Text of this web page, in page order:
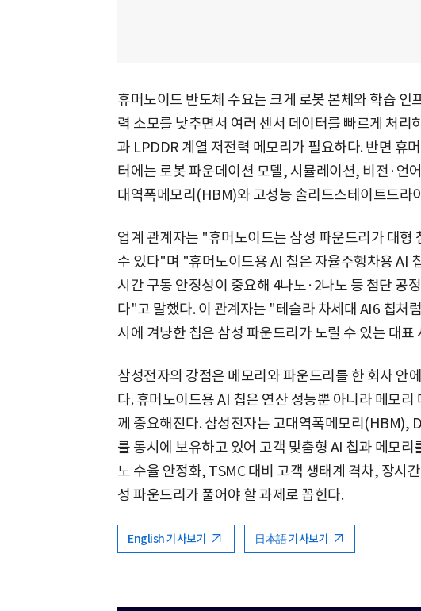
휴머노이드 반도체 수요는 크게 로봇 본체와 학습 인
력 소모를 낮추면서 여러 센서 데이터를 빠르게 처리
과 LPDDR 계열 저전력 메모리가 필요하다. 반면 휴
터에는 로봇 파운데이션 모델, 시뮬레이션, 비전·언
대역폭메모리(HBM)와 고성능 솔리드스테이트드라
업계 관계자는 "휴머노이드는 삼성 파운드리가 대형
수 있다"며 "휴머노이드용 AI 칩은 자율주행차용 AI
시간 구동 안정성이 중요해 4나노·2나노 등 첨단 공
다"고 말했다. 이 관계자는 "테슬라 차세대 AI6 칩처
시에 겨냥한 칩은 삼성 파운드리가 노릴 수 있는 대표
삼성전자의 강점은 메모리와 파운드리를 한 회사 안
다. 휴머노이드용 AI 칩은 연산 성능뿐 아니라 메모
께 중요해진다. 삼성전자는 고대역폭메모리(HBM),
를 동시에 보유하고 있어 고객 맞춤형 AI 칩과 메모리
노 수율 안정화, TSMC 대비 고객 생태계 격차, 장시
성 파운드리가 풀어야 할 과제로 꼽힌다.
English 기사보기 日本語 기사보기